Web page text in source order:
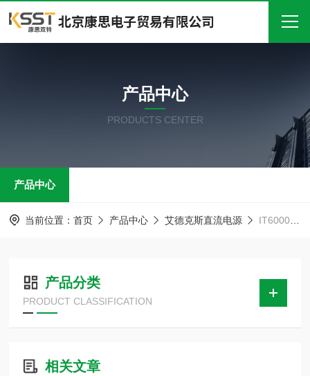
关于我们
产品中心
在线留言
产品中心
PRODUCTS CENTER
产品中心
当前位置： 首页 产品中心 艾德克斯直流电源 IT6000C双向程控电源
产品分类
PRODUCT CLASSIFICATION
相关文章